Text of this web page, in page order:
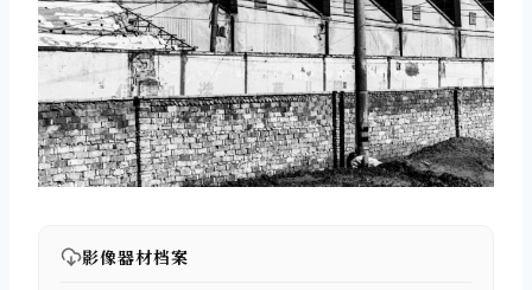
影像器材档案
取消 搜索